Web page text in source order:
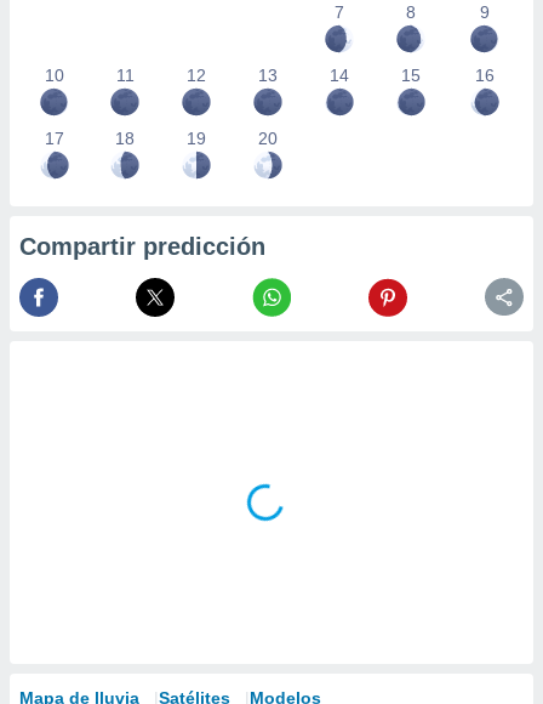
7
8 9
10 11 12 13 14 15 16
17 18 19 20
Compartir predicción
Mapa de lluvia Satélites Modelos